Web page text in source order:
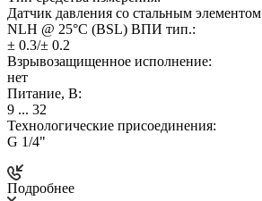
Датчик давления со стальным элементом
NLH @ 25°C (BSL) ВПИ тип.:
± 0.3/± 0.2
Взрывозащищенное исполнение:
нет
Питание, В:
9 ... 32
Технологические присоединения:
G 1/4"
Подробнее